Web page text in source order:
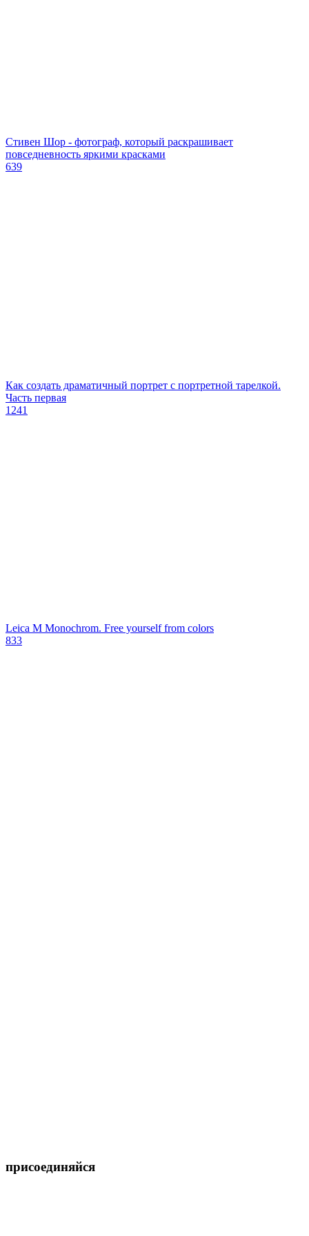
Стивен Шор - фотограф, который раскрашивает
повседневность яркими красками
639
Как создать драматичный портрет с портретной тарелкой.
Часть первая
1241
Leica M Monochrom. Free yourself from colors
833
присоединяйся